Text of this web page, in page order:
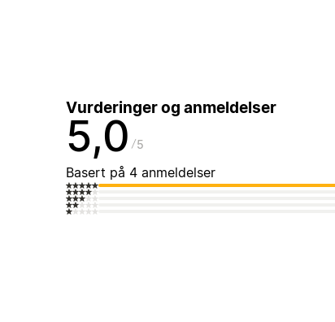
Vurderinger og anmeldelser
5,0 5
Basert på 4 anmeldelser